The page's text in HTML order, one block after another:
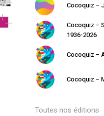
Cocoquiz –
Cocoquiz –
1936-2026
Cocoquiz –
Cocoquiz –
Toutes nos éditions